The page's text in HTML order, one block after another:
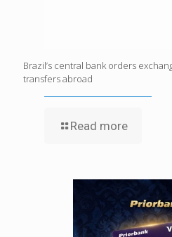
Brazil’s central bank orders
transfers abroad
Read more